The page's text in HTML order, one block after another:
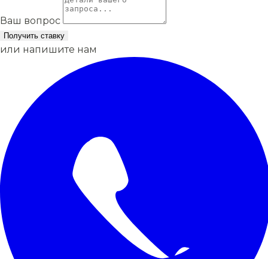
Ваш вопрос
Получить ставку
или напишите нам